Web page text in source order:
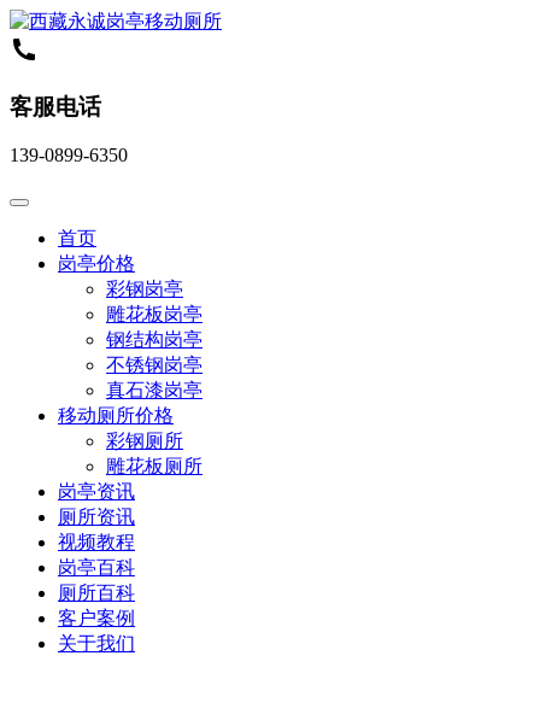
客服电话
139-0899-6350
首页
岗亭价格
彩钢岗亭
雕花板岗亭
钢结构岗亭
不锈钢岗亭
真石漆岗亭
移动厕所价格
彩钢厕所
雕花板厕所
岗亭资讯
厕所资讯
视频教程
岗亭百科
厕所百科
客户案例
关于我们